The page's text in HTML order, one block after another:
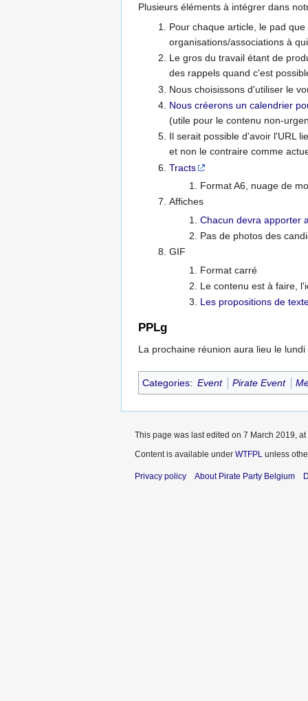
Plusieurs éléments à intégrer dans
Pour chaque article, le pad
organisations/associations à
Le gros du travail étant de
des rappels quand c'est
Nous choisissons d'utiliser le
Nous créerons un calendrier
(utile pour le contenu non-
Il serait possible d'avoir l'URL
et non le contraire comme
Tracts
Format A6, nuage de
Affiches
Chacun devra apporter
Pas de photos des
GIF
Format carré
Le contenu est à faire,
Les propositions de
PPLg
La prochaine réunion aura lieu le
Categories: Event Pirate Event
This page was last edited on 7 March 2019, at
Content is available under WTFPL unless
Privacy policy About Pirate Party Belgium